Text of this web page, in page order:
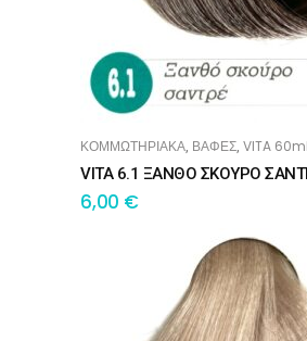
ΠΡΟΣΘΉΚΗ ΣΤΟ ΚΑΛΆΘΙ
ΚΟΜΜΩΤΗΡΙΑΚΑ, ΒΑΦΕΣ, VITA
VITA 6.1 ΞΑΝΘΟ ΣΚΟΥΡΟ
6,00 €